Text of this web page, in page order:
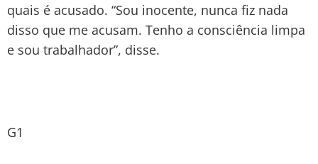
quais é acusado. “Sou inocente, nunca fiz nada
disso que me acusam. Tenho a consciência limpa
e sou trabalhador”, disse.
G1